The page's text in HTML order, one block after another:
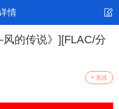
情
的传说》][FLAC/分
+ 关注